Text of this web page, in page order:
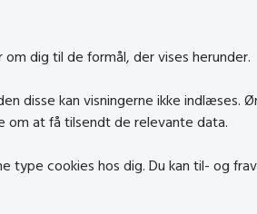
Social- og Boligministeriet
Center mod Menneskehandel
dig til de formål, der vises herunder.
disse kan visningerne ikke indlæses.
om at få tilsendt de relevante data.
type cookies hos dig. Du kan til- og